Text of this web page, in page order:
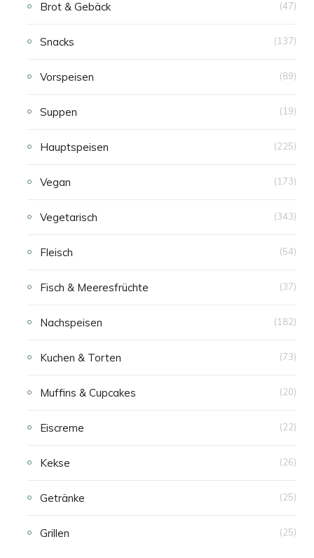
Brot & Gebäck (47)
Snacks (137)
Vorspeisen (89)
Suppen (19)
Hauptspeisen (225)
Vegan (173)
Vegetarisch (343)
Fleisch (54)
Fisch & Meeresfrüchte (37)
Nachspeisen (182)
Kuchen & Torten (73)
Muffins & Cupcakes (20)
Eiscreme (22)
Kekse (26)
Getränke (25)
Grillen (25)